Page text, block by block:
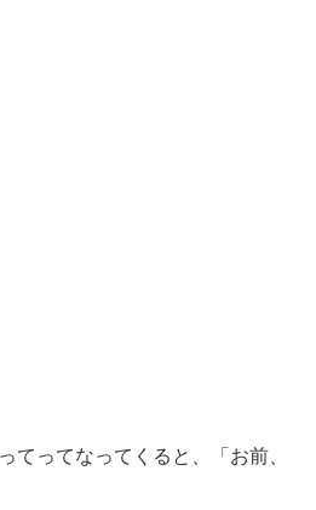
てってなってくると、「お前、